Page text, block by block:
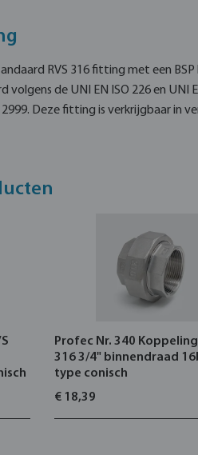
RVS 316 fitting met een
volgens de UNI EN ISO 226 en UNI
Deze fitting is verkrijgbaar in
Profec Nr. 340 Koppeling
316 3/4" binnendraad
type conisch
€ 18,39